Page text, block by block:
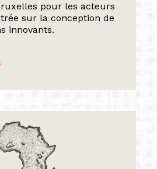
pour les acteurs
sur la conception de
innovants.